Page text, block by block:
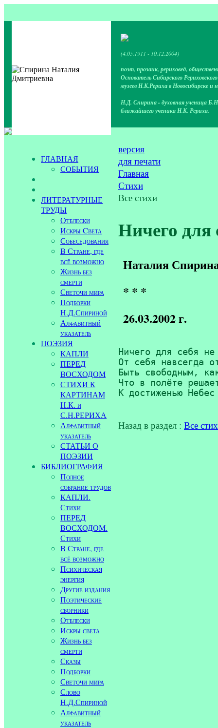
(4.05.1911 - 10.12.2004)
поэт, прозаик, рериховед,
Основатель Сибирского
музеев Н.К.Рериха в Новосибирске и
Н.Д. Спирина - духовная ученица
ближайшего ученика Н.К. Рериха.
ГЛАВНАЯ
СОБЫТИЯ
ЛИТЕРАТУРНЫЕ
ТРУДЫ
Отблески
Искры Cвета
Собеседования
В Стране, где
всё возможно
Жизнь без
смерти
Светочи мира
Подборки
Н.Д.Спириной
Алфавитный
указатель
ПОЭЗИЯ
КАПЛИ
ПЕРЕД
ВОСХОДОМ
СТИХИ К
КАРТИНАМ
Н.К. и
С.Н.РЕРИХА
Алфавитный
указатель
СТАТЬИ О
ПОЭЗИИ
БИБЛИОГРАФИЯ
Полное
собрание трудов
КАПЛИ.
Стихи
ПЕРЕД
ВОСХОДОМ.
Стихи
В Стране, где
всё возможно
Психическая
энергия
Другие издания
Поэтические
сборники
Отблески
Искры света
Жизнь без
смерти
Сказы
Подборки
Светочи мира
Слово
Н.Д.Спириной
Алфавитный
указатель
версия
для печати
Главная
Стихи
Все стихи
Ничего для
Наталия
* * *
26.03.2002 г.
Ничего для себя
От себя навсегда
Быть свободным,
Что в полёте
К достиженью
Назад в раздел : Все